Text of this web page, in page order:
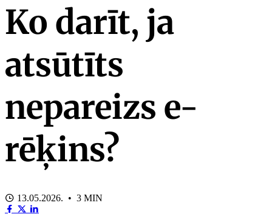
Ko darīt, ja
atsūtīts
nepareizs e-
rēķins?
13.05.2026. • 3 MIN